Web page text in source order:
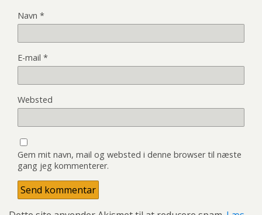
Navn *
E-mail *
Websted
Gem mit navn, mail og websted i denne browser til næste
gang jeg kommenterer.